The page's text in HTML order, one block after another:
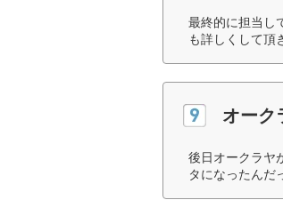
最終的に担当し
も詳しくして頂
オーク
後日オークラヤ
タになったんだ